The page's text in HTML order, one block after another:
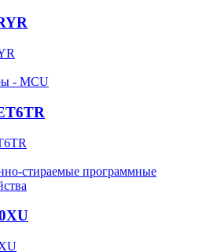
- MCU
стираемые программные